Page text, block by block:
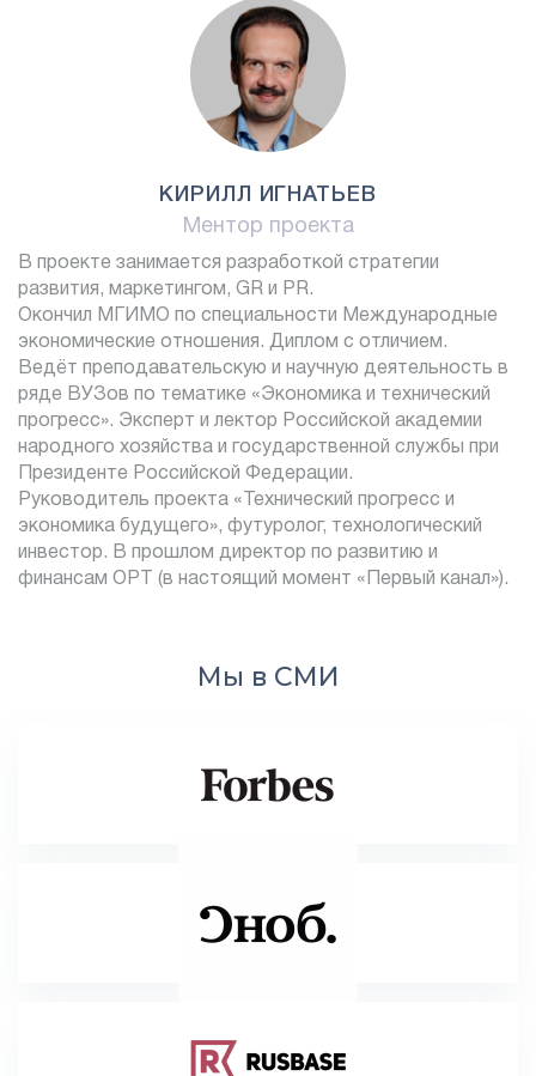
КИРИЛЛ ИГНАТЬЕВ
Ментор проекта
В проекте занимается разработкой стратегии
развития, маркетингом, GR и PR.
Окончил МГИМО по специальности Международные
экономические отношения. Диплом с отличием.
Ведёт преподавательскую и научную деятельность в
ряде ВУЗов по тематике «Экономика и технический
прогресс». Эксперт и лектор Российской академии
народного хозяйства и государственной службы при
Президенте Российской Федерации.
Руководитель проекта «Технический прогресс и
экономика будущего», футуролог, технологический
инвестор. В прошлом директор по развитию и
финансам ОРТ (в настоящий момент «Первый канал»).
Мы в СМИ